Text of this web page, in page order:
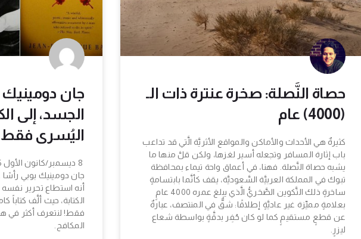
حصاة النَّصلة: صخرة عنترة ذات الـ
(4000) عام
كثيرةٌ هي الأحداث والأماكن والمواقع الأثريَّة الَّتي قد تداعب
باب إثارة المسافر وتجعله أسير لغزها، ولكن قلَّ منها ما
يشبه حصاة النَّصلة. فهنا، في أعماق واحة تيماء بمحافظة
تبوك في المملكة العربيَّة السَّعوديَّة، يقف كأنَّما بابتسامةٍ
ساخرةٍ ذلك التَّكوين الصَّخريُّ الَّذي يبلغ عمره 4000 عامٍ
بعلامةٍ مميِّزة غير عاديَّةٍ إطلاقًا: شقٌّ في المنتصف، عبارةٌ
عن قطعٍ مستقيمٍ كما لو كان حُفِر بدقَّةٍ بواسطة شعاع
ليزرٍ.
جان
الجسد، إلى
اليُسرى
جان دومينيك بوبي
أنه استطاع تحرير
الكتابة، حيث ألَّف
فقط! لنتعرف أكثر في
المكافح.